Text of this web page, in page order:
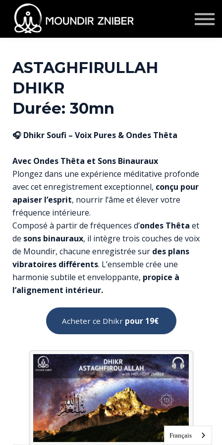
S'inscrire/se connecter
Témoignages
Events & Retraites
ASTAGHFIRULLAH
DHIKR
Durée: 30mn
🎧 Dhikr Soufi – Voix Pures & Ondes Thêta
Avec Ondes Thêta et Sons Binauraux
Plongez dans une expérience méditative profonde
avec cet enregistrement exceptionnel, conçu pour
apaiser l’esprit, nourrir l’âme et élever votre
fréquence intérieure.
Composé à partir de fréquences d’ondes Thêta et
de sons binauraux, il intègre trois couches de voix
de Moundir, chacune enregistrée sur des plans
vibratoires différents. L’ensemble crée une
harmonie subtile et enveloppante, propice à
l’alignement intérieur.
Acheter ce Dhikr pour 19€
Français